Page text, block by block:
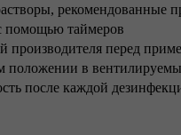
рекомендованные
помощью таймеров
производителя перед
положении в
после каждой